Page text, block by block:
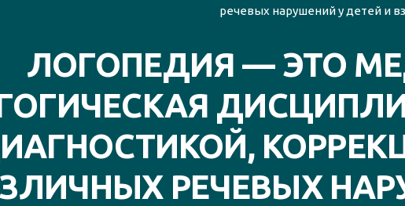
речевых нарушений у детей и
ЛОГОПЕДИЯ — ЭТО
РЕЧЕВЫХ